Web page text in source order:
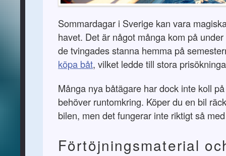
Sommardagar i Sverige kan vara
havet. Det är något många kom på
de tvingades stanna hemma på
köpa båt, vilket ledde till stora
Många nya båtägare har dock inte koll
behöver runtomkring. Köper du en bil
bilen, men det fungerar inte riktigt så
Förtöjningsmaterial